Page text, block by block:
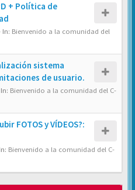
+ Política de
In: Bienvenido a la comunidad del
sistema
de usuario.
Bienvenido a la comunidad del C-
FOTOS y VÍDEOS?:
Bienvenido a la comunidad del C-